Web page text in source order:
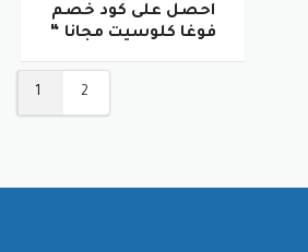
احصل على كود خصم
فوغا كلوسيت مجانا “
1 2